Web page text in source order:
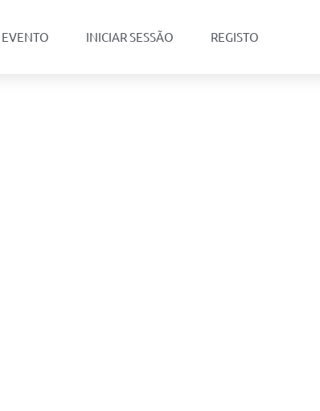
INICIAR SESSÃO REGISTO